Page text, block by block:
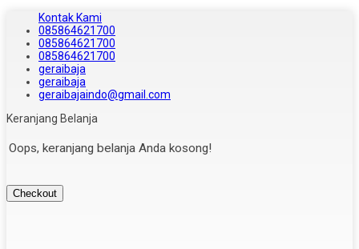
Kontak Kami
085864621700
085864621700
085864621700
geraibaja
geraibaja
geraibajaindo@gmail.com
Keranjang Belanja
Oops, keranjang belanja Anda kosong!
Checkout